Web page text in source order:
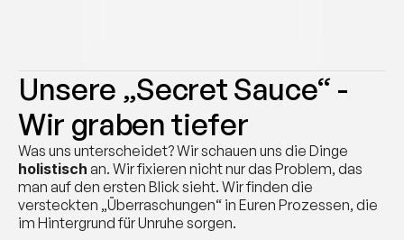
Unsere „Secret Sauce“ -
Wir graben tiefer
holistisch an. Wir fixieren nicht nur das Problem, das
man auf den ersten Blick sieht. Wir finden die
versteckten „Überraschungen“ in Euren Prozessen, die
im Hintergrund für Unruhe sorgen.